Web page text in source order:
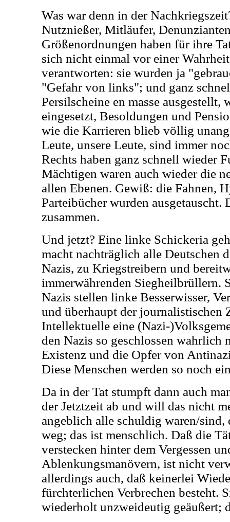
Was war denn in der
Nutznießer, Mitläufer,
Größenordnungen haben für ihre
sich nicht einmal vor einer
verantworten: sie wurden ja
"Gefahr von links"; und ganz
Persilscheine en masse ausgestellt,
eingesetzt, Besoldungen und
wie die Karrieren blieb völlig
Leute, unsere Leute, sind immer
Rechts haben ganz schnell wieder
Mächtigen waren auch wieder die
allen Ebenen. Gewiß: die Fahnen,
Parteibücher wurden ausgetauscht.
zusammen.
Und jetzt? Eine linke Schickeria
macht nachträglich alle Deutschen
Nazis, zu Kriegstreibern und
immerwährenden Siegheilbrüllern.
Nazis stellen linke Besserwisser,
und überhaupt der journalistischen
Intellektuelle eine (Nazi-
den Nazis so geschlossen wahrlich
Existenz und die Opfer von
Diese Menschen werden so noch
Da in der Tat stumpft dann auch
der Jetztzeit ab und will das nicht
angeblich alle schuldig waren/sind,
weg; das ist menschlich. Daß die
verstecken hinter dem Vergessen
Ablenkungsmanövern, ist nicht
allerdings auch, daß keinerlei
fürchterlichen Verbrechen besteht.
wiederholt unzweideutig geäußert;